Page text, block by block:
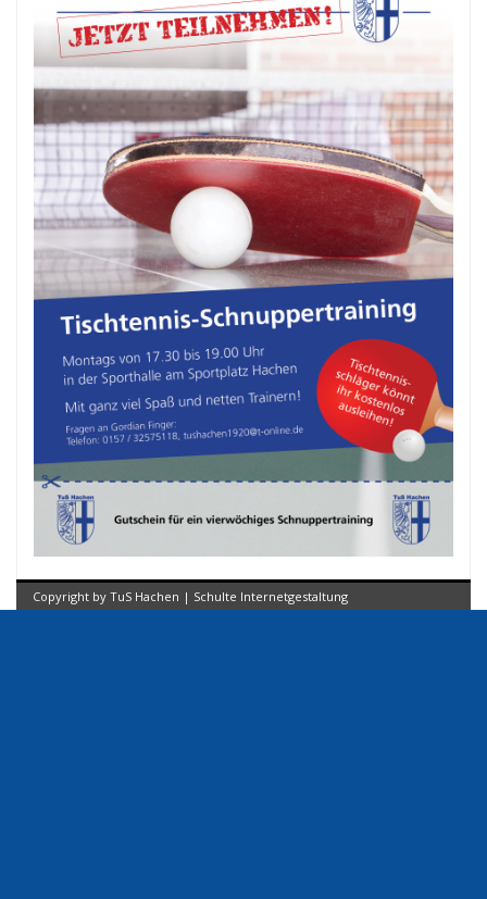
Copyright by TuS Hachen | Schulte Internetgestaltung